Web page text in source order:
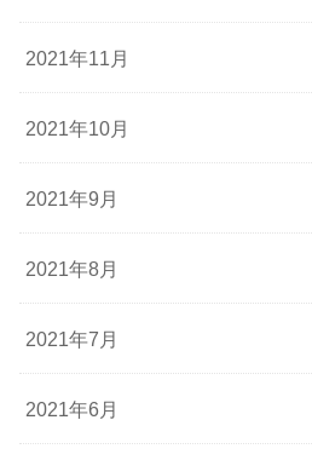
2021年11月
2021年10月
2021年9月
2021年8月
2021年7月
2021年6月